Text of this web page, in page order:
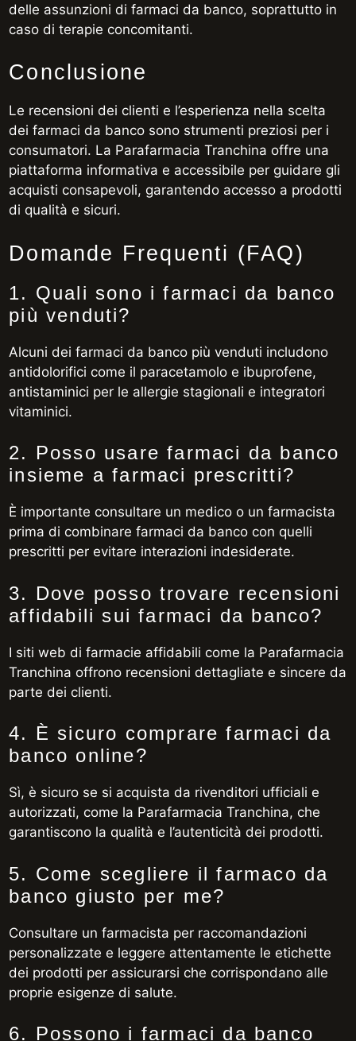
delle assunzioni di farmaci da banco, soprattutto in
caso di terapie concomitanti.
Conclusione
Le recensioni dei clienti e l’esperienza nella scelta
dei farmaci da banco sono strumenti preziosi per i
consumatori. La Parafarmacia Tranchina offre una
piattaforma informativa e accessibile per guidare gli
acquisti consapevoli, garantendo accesso a prodotti
di qualità e sicuri.
Domande Frequenti (FAQ)
1. Quali sono i farmaci da banco
più venduti?
Alcuni dei farmaci da banco più venduti includono
antidolorifici come il paracetamolo e ibuprofene,
antistaminici per le allergie stagionali e integratori
vitaminici.
2. Posso usare farmaci da banco
insieme a farmaci prescritti?
È importante consultare un medico o un farmacista
prima di combinare farmaci da banco con quelli
prescritti per evitare interazioni indesiderate.
3. Dove posso trovare recensioni
affidabili sui farmaci da banco?
I siti web di farmacie affidabili come la Parafarmacia
Tranchina offrono recensioni dettagliate e sincere da
parte dei clienti.
4. È sicuro comprare farmaci da
banco online?
Sì, è sicuro se si acquista da rivenditori ufficiali e
autorizzati, come la Parafarmacia Tranchina, che
garantiscono la qualità e l’autenticità dei prodotti.
5. Come scegliere il farmaco da
banco giusto per me?
Consultare un farmacista per raccomandazioni
personalizzate e leggere attentamente le etichette
dei prodotti per assicurarsi che corrispondano alle
proprie esigenze di salute.
6. Possono i farmaci da banco